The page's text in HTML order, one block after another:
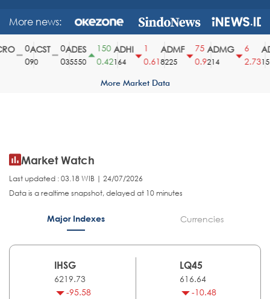
More news:
ACST
90
ADES
35550
150
0.42
ADHI
164
0.61
ADMF
8225
75
0.9
ADMG
214
2.731510
More Market Data
Market Watch
Last updated : 03.18 WIB | 24/07/2026
Data is a realtime snapshot, delayed at 10 minutes
Major Indexes Currencies
IHSG
6219.73
-95.58
LQ45
616.64
-10.48